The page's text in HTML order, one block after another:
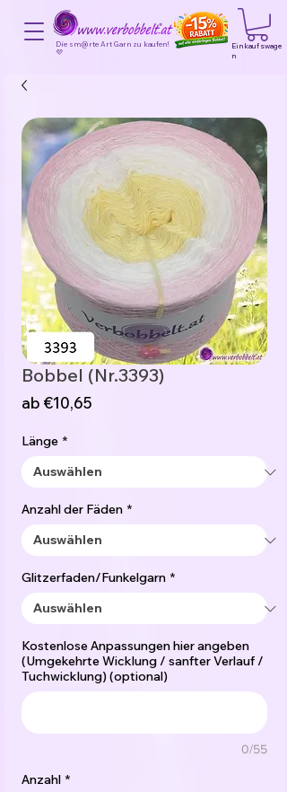
Die sm@rte Art Garn zu kaufen!
💜
Einkaufswage
n
Bobbel (Nr.3393)
ab €10,65
Länge *
Anzahl der Fäden *
Glitzerfaden/Funkelgarn *
Kostenlose Anpassungen hier angeben
(Umgekehrte Wicklung / sanfter Verlauf /
Tuchwicklung) (optional)
0/55
Anzahl *